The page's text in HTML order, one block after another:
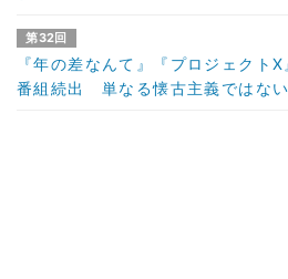
第32回
『年の差なんて』『プロジェクト
番組続出 単なる懐古主義ではな